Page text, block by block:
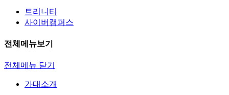
트리니티
사이버캠퍼스
전체메뉴보기
전체메뉴 닫기
가대소개